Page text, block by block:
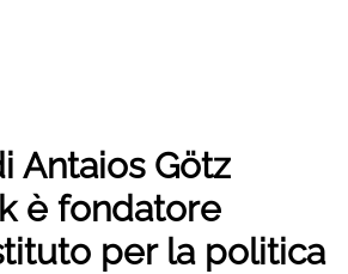
Antaios Götz
è fondatore
per la politica